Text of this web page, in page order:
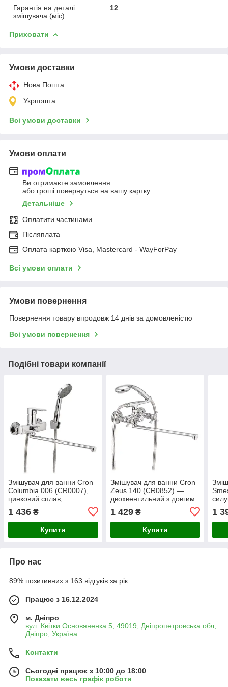
Гарантія на деталі
змішувача (міс)
12
Приховати
Умови доставки
Нова Пошта
Укрпошта
Всі умови доставки
Умови оплати
Ви отримаєте замовлення
або гроші повернуться на вашу картку
Детальніше
Оплатити частинами
Післяплата
Оплата карткою Visa, Mastercard - WayForPay
Всі умови оплати
Умови повернення
Повернення товару впродовж 14 днів за домовленістю
Всі умови повернення
Подібні товари компанії
Змішувач для ванни Cron
Columbia 006 (CR0007),
цинковий сплав,
хромований, з
поворотним виливом 300
1 436 ₴
Купити
Змішувач для ванни Cron
Zeus 140 (CR0852) —
двохвентильний з довгим
корпус з цинкового сплаву
1 429₴
Купити
мм
1
Про нас
89% позитивних з 163 відгуків за рік
Працює з 16.12.2024
м. Дніпро
вул. Квітки Основяненка 5, 49019, Дніпропетровська обл,
Дніпро, Україна
Контакти
Сьогодні працює з 10:00 до 18:00
Показати весь графік роботи